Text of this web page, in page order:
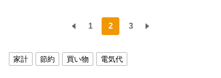
1 2 3
家計 節約 買い物 電気代